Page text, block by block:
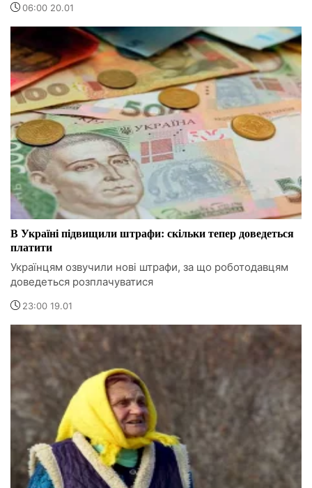
06:00 20.01
В Україні підвищили штрафи: скільки тепер доведеться
платити
Українцям озвучили нові штрафи, за що роботодавцям
доведеться розплачуватися
23:00 19.01